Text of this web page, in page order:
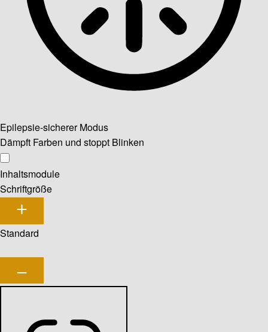
Epilepsie-sicherer Modus
Dämpft Farben und stoppt Blinken
Inhaltsmodule
Schriftgröße
Standard